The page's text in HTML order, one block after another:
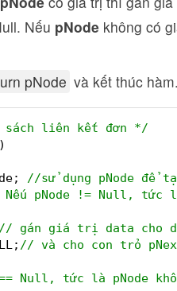
Nếu pNode không có
pNode và kết thúc hàm.
sách liên kết đơn */
//sử dụng pNode để
pNode != Null, tức
// gán giá trị data cho d
// và cho con trỏ
== Null, tức là pNode